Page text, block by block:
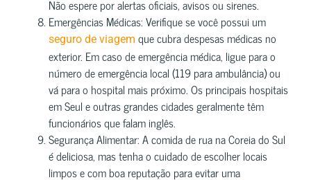
Não espere por alertas oficiais, avisos ou sirenes.
Emergências Médicas: Verifique se você possui um
seguro de viagem que cubra despesas médicas no
exterior. Em caso de emergência médica, ligue para o
número de emergência local (119 para ambulância) ou
vá para o hospital mais próximo. Os principais hospitais
em Seul e outras grandes cidades geralmente têm
funcionários que falam inglês.
Segurança Alimentar: A comida de rua na Coreia do Sul
é deliciosa, mas tenha o cuidado de escolher locais
limpos e com boa reputação para evitar uma